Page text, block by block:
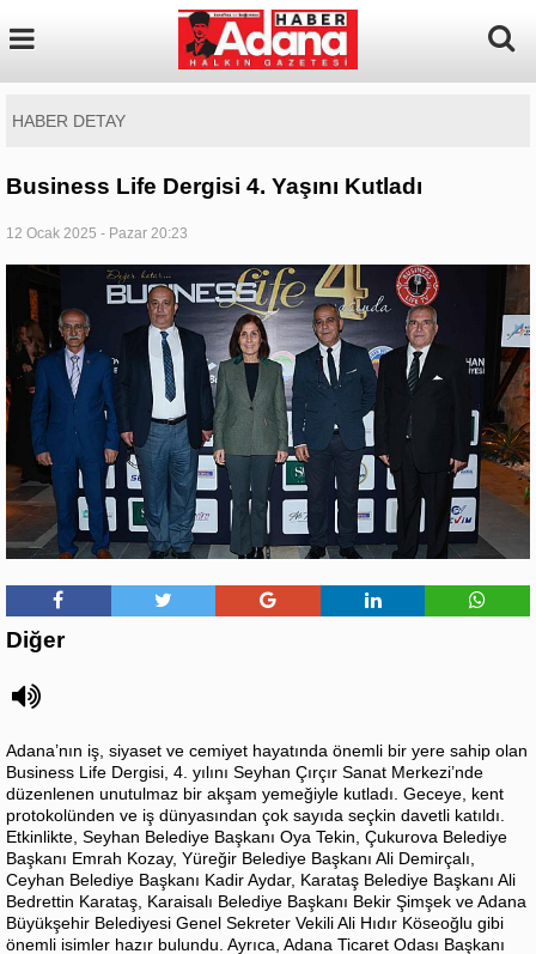
HABER DETAY
Business Life Dergisi 4. Yaşını Kutladı
12 Ocak 2025 - Pazar 20:23
Diğer
Adana’nın iş, siyaset ve cemiyet hayatında önemli bir yere sahip olan
Business Life Dergisi, 4. yılını Seyhan Çırçır Sanat Merkezi’nde
düzenlenen unutulmaz bir akşam yemeğiyle kutladı. Geceye, kent
protokolünden ve iş dünyasından çok sayıda seçkin davetli katıldı.
Etkinlikte, Seyhan Belediye Başkanı Oya Tekin, Çukurova Belediye
Başkanı Emrah Kozay, Yüreğir Belediye Başkanı Ali Demirçalı,
Ceyhan Belediye Başkanı Kadir Aydar, Karataş Belediye Başkanı Ali
Bedrettin Karataş, Karaisalı Belediye Başkanı Bekir Şimşek ve Adana
Büyükşehir Belediyesi Genel Sekreter Vekili Ali Hıdır Köseoğlu gibi
önemli isimler hazır bulundu. Ayrıca, Adana Ticaret Odası Başkanı